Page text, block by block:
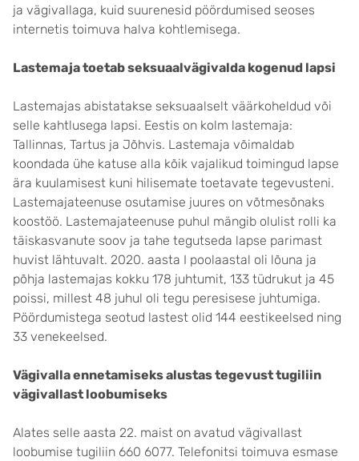
ja vägivallaga, kuid suurenesid pöördumised seoses
internetis toimuva halva kohtlemisega.
Lastemaja toetab seksuaalvägivalda kogenud lapsi
Lastemajas abistatakse seksuaalselt väärkoheldud või
selle kahtlusega lapsi. Eestis on kolm lastemaja:
Tallinnas, Tartus ja Jõhvis. Lastemaja võimaldab
koondada ühe katuse alla kõik vajalikud toimingud lapse
ära kuulamisest kuni hilisemate toetavate tegevusteni.
Lastemajateenuse osutamise juures on võtmesõnaks
koostöö. Lastemajateenuse puhul mängib olulist rolli ka
täiskasvanute soov ja tahe tegutseda lapse parimast
huvist lähtuvalt. 2020. aasta I poolaastal oli lõuna ja
põhja lastemajas kokku 178 juhtumit, 133 tüdrukut ja 45
poissi, millest 48 juhul oli tegu peresisese juhtumiga.
Pöördumistega seotud lastest olid 144 eestikeelsed ning
33 venekeelsed.
Vägivalla ennetamiseks alustas tegevust tugiliin
vägivallast loobumiseks
Alates selle aasta 22. maist on avatud vägivallast
loobumise tugiliin 660 6077. Telefonitsi toimuva esmase